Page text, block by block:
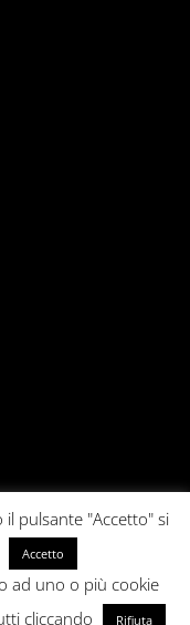
il pulsante "Accetto" si
Accetto
ad uno o più cookie
cliccando Rifiuta